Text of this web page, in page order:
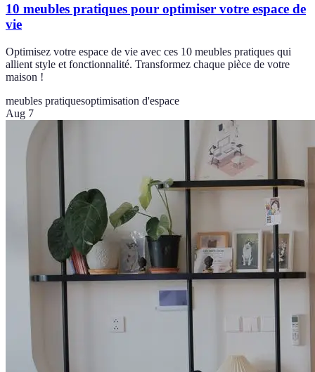
10 meubles pratiques pour optimiser votre espace de
vie
Optimisez votre espace de vie avec ces 10 meubles pratiques qui
allient style et fonctionnalité. Transformez chaque pièce de votre
maison !
meubles pratiquesoptimisation d'espace
Aug 7